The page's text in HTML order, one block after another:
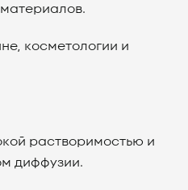
косметологии и
растворимостью и
диффузии.